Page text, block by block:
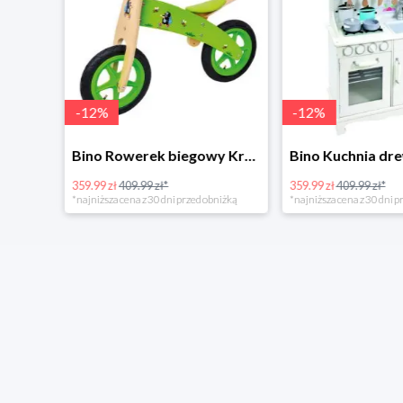
-12%
Bino Rowerek biegowy Krecik
359.99 zł409.99 zł*
*najniższa cena z 30 dni przed obniżką
-12%
359.99 zł409.99 zł*
*najniższa cena z 30 dni